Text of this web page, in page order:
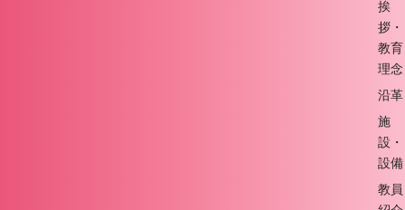
挨
拶・
教育
理念
沿革
施
設・
設備
教員